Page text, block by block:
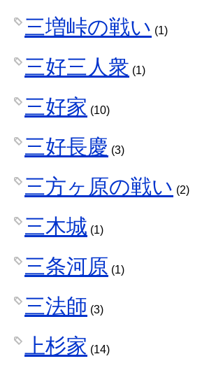
三増峠の戦い (1)
三好三人衆 (1)
三好家 (10)
三好長慶 (3)
三方ヶ原の戦い (2)
三木城 (1)
三条河原 (1)
三法師 (3)
上杉家 (14)